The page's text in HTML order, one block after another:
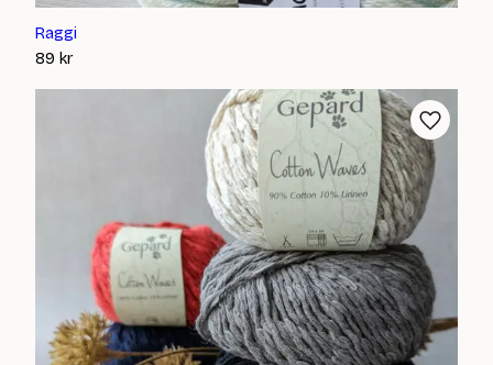
Raggi
89 kr